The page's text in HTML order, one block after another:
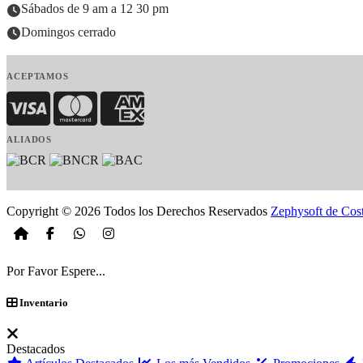
Sábados de 9 am a 12 30 pm
Domingos cerrado
ACEPTAMOS
Visa MasterCardAmerican Express
ALIADOS
Copyright © 2026 Todos los Derechos Reservados Zephysoft de
Por Favor Espere...
Inventario
Destacados